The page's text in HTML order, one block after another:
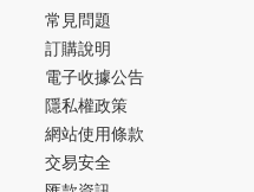
常見問題
訂購說明
電子收據公告
隱私權政策
網站使用條款
交易安全